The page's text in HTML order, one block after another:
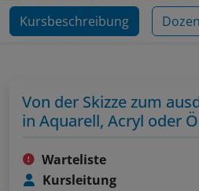
Kursbeschreibung
Von der Skizze zum
in Aquarell, Acryl oder
Warteliste
Kursleitung